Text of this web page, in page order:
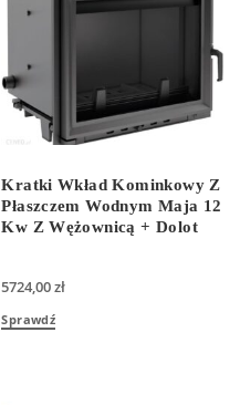
Kratki Wkład Kominkowy Z
Płaszczem Wodnym Maja 12
Kw Z Wężownicą + Dolot
5724,00zł
Sprawdź